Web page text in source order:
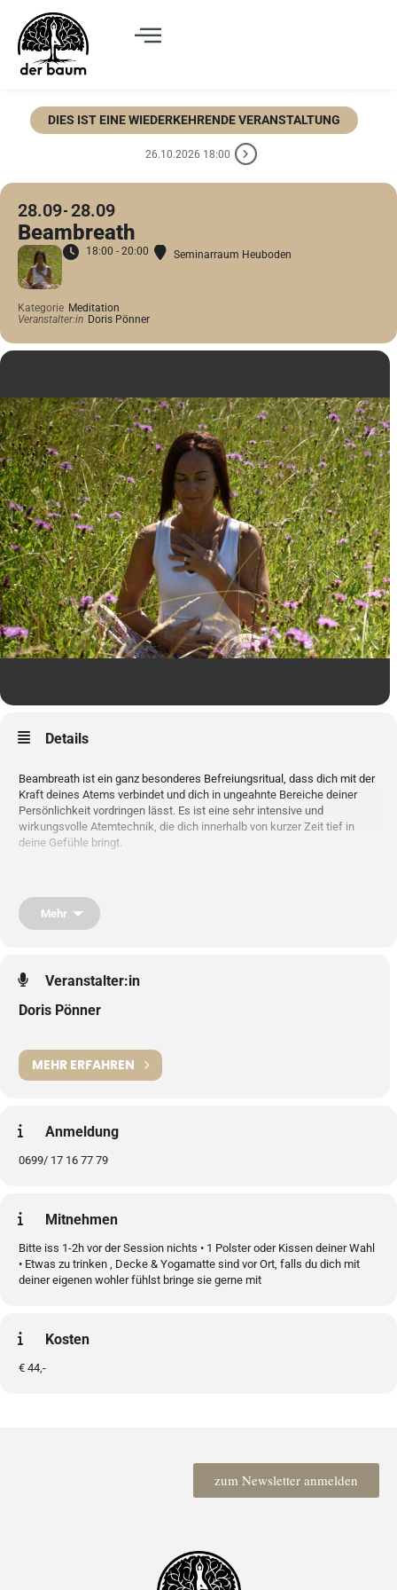
DIES IST EINE WIEDERKEHRENDE VERANSTALTUNG
26.10.2026 18:00
28.09 28.09
Beambreath
18:00 - 20:00 Seminarraum Heuboden
Kategorie Meditation
Veranstalter:in Doris Pönner
Details
Beambreath ist ein ganz besonderes Befreiungsritual, dass dich mit der
Kraft deines Atems verbindet und dich in ungeahnte Bereiche deiner
Persönlichkeit vordringen lässt. Es ist eine sehr intensive und
wirkungsvolle Atemtechnik, die dich innerhalb von kurzer Zeit tief in
deine Gefühle bringt.
in die Welt deine Unterbewusstseins.
Mehr
Veranstalter:in
Doris Pönner
MEHR ERFAHREN
Anmeldung
0699/ 17 16 77 79
Mitnehmen
Bitte iss 1-2h vor der Session nichts • 1 Polster oder Kissen deiner Wahl
• Etwas zu trinken , Decke & Yogamatte sind vor Ort, falls du dich mit
deiner eigenen wohler fühlst bringe sie gerne mit
Kosten
€ 44,-
zum Newsletter anmelden